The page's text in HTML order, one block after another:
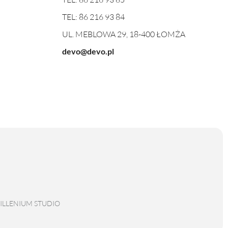
TEL: 86 216 93 84
UL. MEBLOWA 29, 18-400 ŁOMŻA
devo@devo.pl
STUDIO